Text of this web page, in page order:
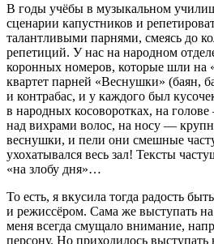
В годы учёбы в музыкальном
сценарии капустников и
талантливыми парнями, смеясь до
репетиций. У нас на народном
коронных номеров, которые шли
квартет парней «Веснушки» (баян,
и контрабас, и у каждого был
в народных косоворотках, на
над вихрами волос, на носу —
веснушки, и пели они смешные
ухохатывался весь зал! Тексты
«на злобу дня»…
То есть, я вкусила тогда радость
и режиссёром. Сама же выступать
меня всегда смущало внимание,
персону. Но приходилось выступать